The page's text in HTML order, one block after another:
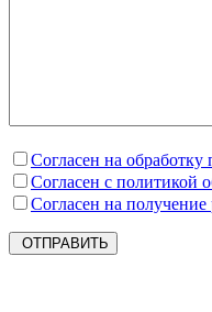
Согласен на
Согласен с политикой
Согласен на
ОТПРАВИТЬ